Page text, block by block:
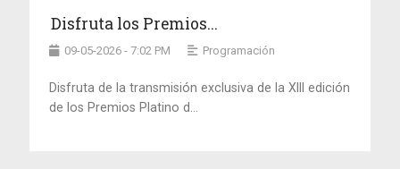
Disfruta los Premios...
09-05-2026 - 7:02 PM Programación
Disfruta de la transmisión exclusiva de la XIII edición
de los Premios Platino d...